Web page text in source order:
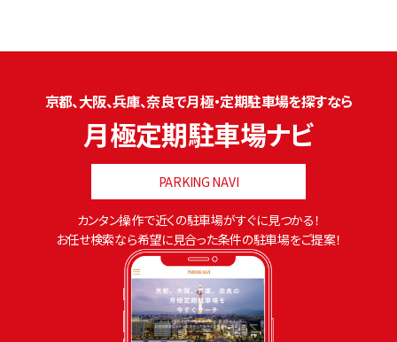
京都、大阪、兵庫、奈良で月極・定期駐車場を探すなら
月極定期駐車場ナビ
PARKING NAVI
カンタン操作で近くの駐車場がすぐに見つかる！
お任せ検索なら希望に見合った条件の駐車場をご提案！